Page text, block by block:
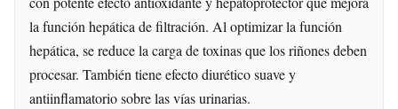
la función hepática de filtración. Al optimizar la función
hepática, se reduce la carga de toxinas que los riñones deben
procesar. También tiene efecto diurético suave y
antiinflamatorio sobre las vías urinarias.